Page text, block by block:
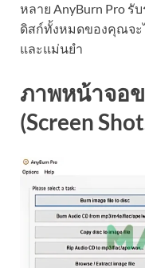
หลาย AnyBurn Pro รั
ดิสก์ทั้งหมดของคุณจะ
และแม่นยำ
ภาพหน้าจอ
(Screen